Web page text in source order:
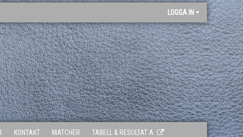
LOGGA IN
KONTAKT MATCHER TABELL & RESULTAT A